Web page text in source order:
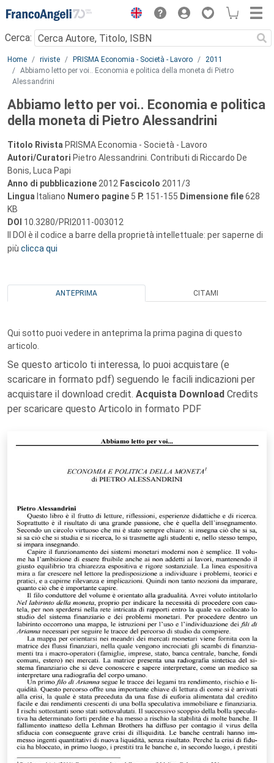
Menu
Cerca:
Main content
Home riviste PRISMA Economia - Società - Lavoro
2011
Abbiamo letto per voi.. Economia e politica della moneta di Pietro
Alessandrini
Abbiamo letto per voi.. Economia e politica
della moneta di Pietro Alessandrini
Titolo Rivista PRISMA Economia - Società - Lavoro
Autori/Curatori Pietro Alessandrini. Contributi di Riccardo De
Bonis, Luca Papi
Anno di pubblicazione 2012 Fascicolo 2011/3
Lingua Italiano Numero pagine 5 P. 151-155 Dimensione file628
KB
DOI 10.3280/PRI2011-003012
Il DOI è il codice a barre della proprietà intellettuale: per saperne di
più clicca qui
ANTEPRIMA CITAMI
Qui sotto puoi vedere in anteprima la prima pagina di questo
articolo.
Se questo articolo ti interessa, lo puoi acquistare (e
scaricare in formato pdf) seguendo le facili indicazioni per
acquistare il download credit. Acquista Download Credits
per scaricare questo Articolo in formato PDF